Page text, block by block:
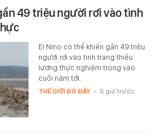
49 triệu người rơi vào tình
El Nino có thể khiến gần 49 triệu
người rơi vào tình trạng thiếu
lương thực nghiêm trọng vào
cuối năm tới.
THẾ GIỚI ĐÓ ĐÂY - 6 giờ trước